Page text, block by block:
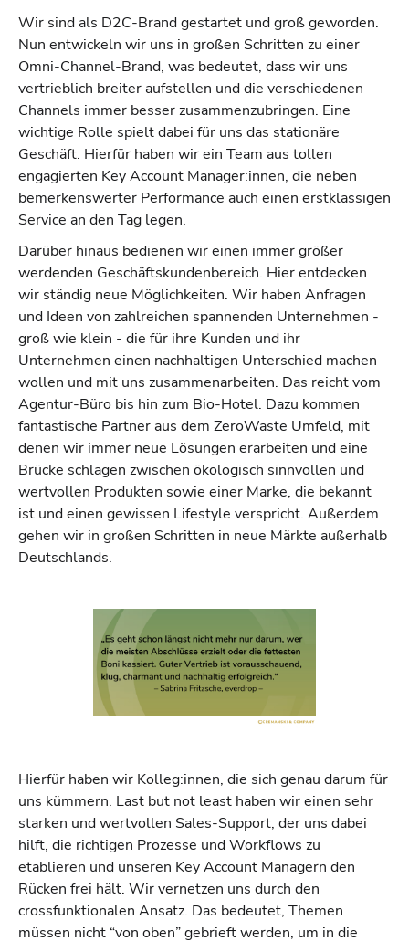
Wir sind als D2C-Brand gestartet und groß geworden.
Nun entwickeln wir uns in großen Schritten zu einer
Omni-Channel-Brand, was bedeutet, dass wir uns
vertrieblich breiter aufstellen und die verschiedenen
Channels immer besser zusammenzubringen. Eine
wichtige Rolle spielt dabei für uns das stationäre
Geschäft. Hierfür haben wir ein Team aus tollen
engagierten Key Account Manager:innen, die neben
bemerkenswerter Performance auch einen erstklassigen
Service an den Tag legen.
Darüber hinaus bedienen wir einen immer größer
werdenden Geschäftskundenbereich. Hier entdecken
wir ständig neue Möglichkeiten. Wir haben Anfragen
und Ideen von zahlreichen spannenden Unternehmen -
groß wie klein - die für ihre Kunden und ihr
Unternehmen einen nachhaltigen Unterschied machen
wollen und mit uns zusammenarbeiten. Das reicht vom
Agentur-Büro bis hin zum Bio-Hotel. Dazu kommen
fantastische Partner aus dem ZeroWaste Umfeld, mit
denen wir immer neue Lösungen erarbeiten und eine
Brücke schlagen zwischen ökologisch sinnvollen und
wertvollen Produkten sowie einer Marke, die bekannt
ist und einen gewissen Lifestyle verspricht. Außerdem
gehen wir in großen Schritten in neue Märkte außerhalb
Deutschlands.
Hierfür haben wir Kolleg:innen, die sich genau darum für
uns kümmern. Last but not least haben wir einen sehr
starken und wertvollen Sales-Support, der uns dabei
hilft, die richtigen Prozesse und Workflows zu
etablieren und unseren Key Account Managern den
Rücken frei hält. Wir vernetzen uns durch den
crossfunktionalen Ansatz. Das bedeutet, Themen
müssen nicht “von oben” gebrieft werden, um in die